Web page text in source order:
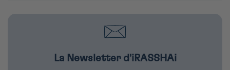
La Newsletter d'iRASSHAi